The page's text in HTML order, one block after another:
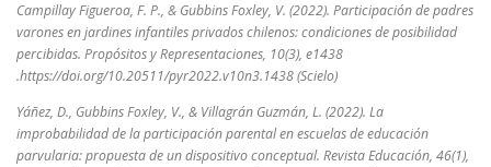
Campillay Figueroa, F. P., & Gubbins Foxley, V. (2022). Participación de padres
varones en jardines infantiles privados chilenos: condiciones de posibilidad
percibidas. Propósitos y Representaciones, 10(3), e1438
.https://doi.org/10.20511/pyr2022.v10n3.1438 (Scielo)
Yáñez, D., Gubbins Foxley, V., & Villagrán Guzmán, L. (2022). La
improbabilidad de la participación parental en escuelas de educación
parvularia: propuesta de un dispositivo conceptual. Revista Educación, 46(1),